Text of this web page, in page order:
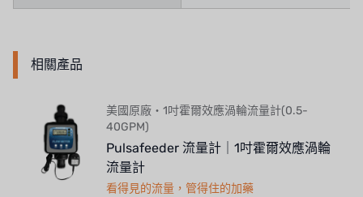
相關產品
美國原廠・1吋霍爾效應渦輪流量計(0.5-
40GPM)
Pulsafeeder 流量計｜1吋霍爾效應渦輪
流量計
看得見的流量，管得住的加藥